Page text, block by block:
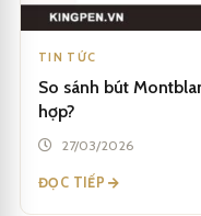
TIN TỨC
So sánh bút
hợp?
27/03/2026
ĐỌC TIẾP